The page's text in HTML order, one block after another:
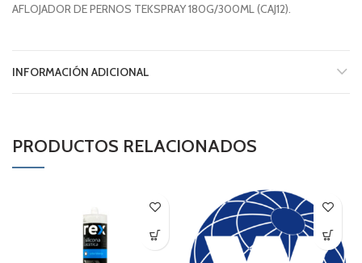
AFLOJADOR DE PERNOS TEKSPRAY 180G/300ML (CAJ12).
INFORMACIÓN ADICIONAL
PRODUCTOS RELACIONADOS